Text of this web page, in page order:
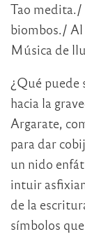
Tao medita./
biombos./ Al
Música de
¿Qué puede
hacia la
Argarate,
para dar
un nido
intuir
de la
símbolos